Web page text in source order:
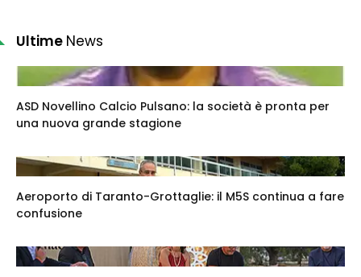
Ultime News
ASD Novellino Calcio Pulsano: la società è pronta per
una nuova grande stagione
Aeroporto di Taranto-Grottaglie: il M5S continua a fare
confusione